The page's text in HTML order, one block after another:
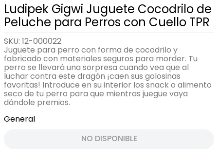
Ludipek Gigwi Juguete Cocodrilo de
Peluche para Perros con Cuello TPR
SKU: 12-000022
Juguete para perro con forma de cocodrilo y
fabricado con materiales seguros para morder. Tu
perro se llevará una sorpresa cuando vea que al
luchar contra este dragón ¡caen sus golosinas
favoritas! Introduce en su interior los snack o alimento
seco de tu perro para que mientras juegue vaya
dándole premios.
General
NO DISPONIBLE